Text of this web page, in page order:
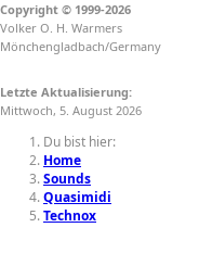
Copyright © 1999-2026
Volker O. H. Warmers
Mönchengladbach/Germany
Letzte Aktualisierung:
Mittwoch, 5. August 2026
Du bist hier:
Home
Sounds
Quasimidi
Technox